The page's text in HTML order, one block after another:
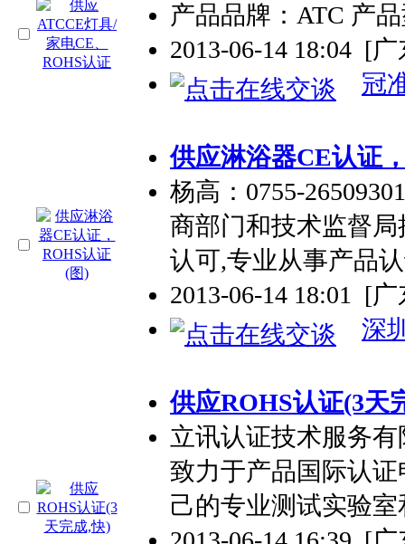
产品品牌：ATC 产
2013-06-14 18:04 [广
冠
供应淋浴器CE认证
杨高：0755-
商部门和技术监督
认可,专业从事产品
2013-06-14 18:01 [广
深
供应ROHS认证(3天
立讯认证技术服务
致力于产品国际认
己的专业测试实验